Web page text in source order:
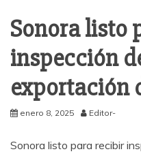
Sonora listo
inspección
exportación
enero 8, 2025 Editor-
Sonora listo para recibir